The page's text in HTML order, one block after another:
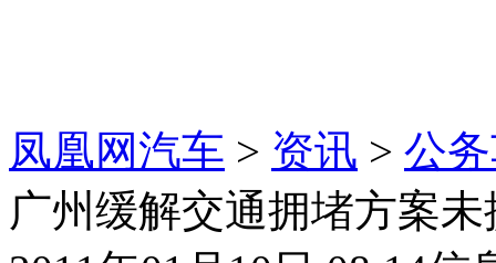
凤凰网汽车 > 资讯 > 公
广州缓解交通拥堵方案